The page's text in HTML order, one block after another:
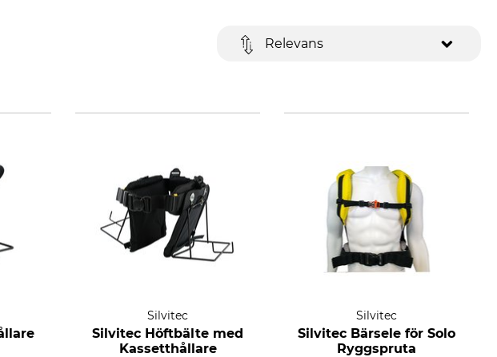
Relevans
Silvitec
Silvitec Höftbälte med
Kassetthållare
Silvitec
Silvitec Bärsele för Solo
Ryggspruta